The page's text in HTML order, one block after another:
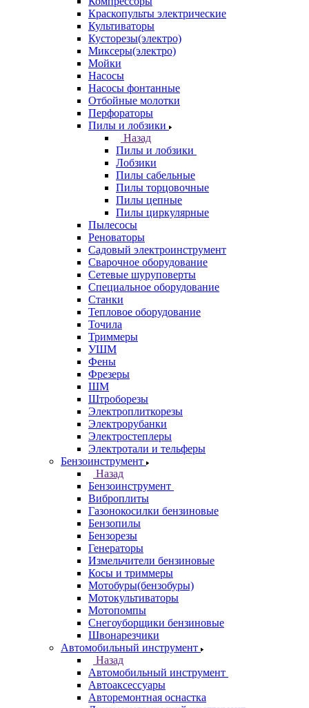
Краскопульты электрические
Культиваторы
Кусторезы(электро)
Миксеры(электро)
Мойки
Насосы
Насосы фонтанные
Отбойные молотки
Перфораторы
Пилы и лобзики
Назад
Пилы и лобзики
Лобзики
Пилы сабельные
Пилы торцовочные
Пилы цепные
Пилы циркулярные
Пылесосы
Реноваторы
Садовый электроинструмент
Сварочное оборудование
Сетевые шуруповерты
Специальное оборудование
Станки
Тепловое оборудование
Точила
Триммеры
УШМ
Фены
Фрезеры
ШМ
Штроборезы
Электроплиткорезы
Электрорубанки
Электростеплеры
Электротали и тельферы
Бензоинструмент
Назад
Бензоинструмент
Виброплиты
Газонокосилки бензиновые
Бензопилы
Бензорезы
Генераторы
Измельчители бензиновые
Косы и триммеры
Мотобуры(бензобуры)
Мотокультиваторы
Мотопомпы
Снегоуборщики бензиновые
Швонарезчики
Автомобильный инструмент
Назад
Автомобильный инструмент
Автоаксессуары
Авторемонтная оснастка